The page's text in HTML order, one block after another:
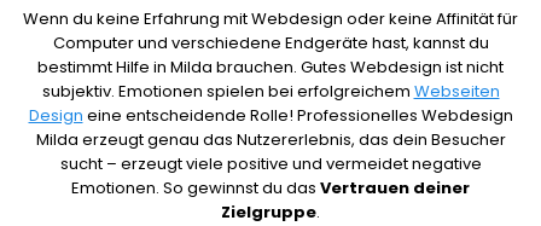
Wenn du keine Erfahrung mit Webdesign oder keine Affinität für
Computer und verschiedene Endgeräte hast, kannst du
bestimmt Hilfe in Milda brauchen. Gutes Webdesign ist nicht
subjektiv. Emotionen spielen bei erfolgreichem Webseiten
Design eine entscheidende Rolle! Professionelles Webdesign
Milda erzeugt genau das Nutzererlebnis, das dein Besucher
sucht – erzeugt viele positive und vermeidet negative
Emotionen. So gewinnst du das Vertrauen deiner
Zielgruppe.